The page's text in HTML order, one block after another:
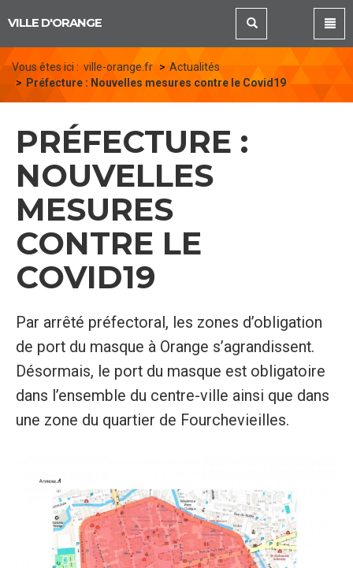
VILLE D'ORANGE
Vous êtes ici : ville-orange.fr
Actualités
Préfecture : Nouvelles mesures contre le Covid19
PRÉFECTURE :
NOUVELLES
MESURES
CONTRE LE
COVID19
Par arrêté préfectoral, les zones d’obligation
de port du masque à Orange s’agrandissent.
Désormais, le port du masque est obligatoire
dans l’ensemble du centre-ville ainsi que dans
une zone du quartier de Fourchevieilles.